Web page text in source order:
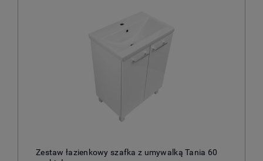
Zestaw łazienkowy szafka z umywalką Tania 60